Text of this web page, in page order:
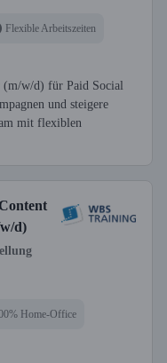
Flexible Arbeitszeiten
(m/w/d) für Paid Social
und steigere
mit flexiblen
d)
Home-Office